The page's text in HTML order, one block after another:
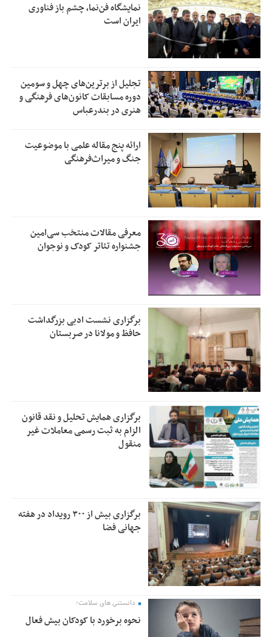
نمایشگاه فن‌نما، چشم باز فناوری
ایران است
تجلیل از بر‌ترین‌های چهل و سومین
دوره مسابقات کانون‌های فرهنگی و
هنری در بندرعباس
ارائه پنج مقاله علمی با موضوعیت
جنگ و میراث‌فرهنگی
معرفی مقالات منتخب سی‌امین
جشنواره تئاتر کودک و نوجوان
برگزاری نشست ادبی بزرگداشت
حافظ و مولانا در صربستان
برگزاری همایش تحلیل و نقد قانون
الزام به ثبت رسمی معاملات غیر
منقول
برگزاری بیش از ۳۰۰ رویداد در هفته
جهانی فضا
دانستنی های سلامت؛
نحوه برخورد با کودکان بیش فعال